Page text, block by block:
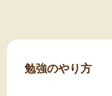
勉強のやり方